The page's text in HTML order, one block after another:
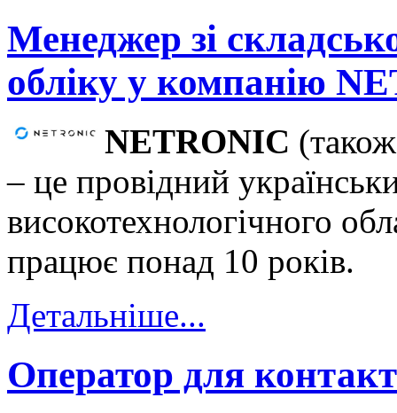
Менеджер зі
обліку у компанію
NETRONIC
– це провідний
високотехнологічного
працює понад 10 років.
Детальніше...
Оператор для